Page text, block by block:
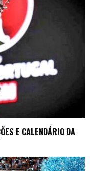
E CALENDÁRIO DA